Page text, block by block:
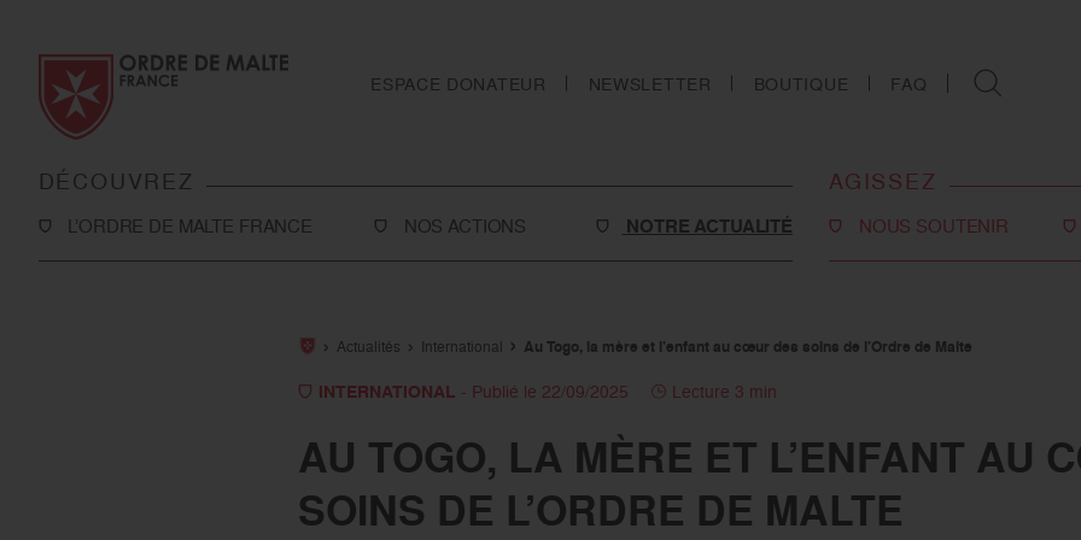
ESPACE DONATEUR NEWSLETTER BOUTIQUE FAQ
DÉCOUVREZ
L’ORDRE DE MALTE FRANCE
Notre présence à l’international
NOS ACTIONS
Toutes nos actions
NOTRE ACTUALITÉ
AGISSEZ
NOUS SOUTENIR
assurances-vie
Tous les moyens de nous
soutenir
Actualités International Au Togo, la mère et l’enfant au cœur des soins de l’Ordre de Malte
INTERNATIONAL - Publié le 22/09/2025 Lecture 3 min
AU TOGO, LA MÈRE ET L’ENFANT AU
SOINS DE L’ORDRE DE MALTE